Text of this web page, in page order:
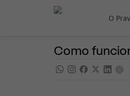
Pular para o conteúdo principal
O
Como